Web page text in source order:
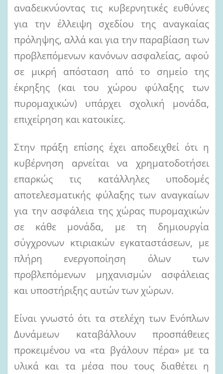
αναδεικνύοντας τις κυβερνητικές ευθύνες
για την έλλειψη σχεδίου της αναγκαίας
πρόληψης, αλλά και για την παραβίαση των
προβλεπόμενων κανόνων ασφαλείας, αφού
σε μικρή απόσταση από το σημείο της
έκρηξης (και του χώρου φύλαξης των
πυρομαχικών) υπάρχει σχολική μονάδα,
επιχείρηση και κατοικίες.
Στην πράξη επίσης έχει αποδειχθεί ότι η
κυβέρνηση αρνείται να χρηματοδοτήσει
επαρκώς τις κατάλληλες υποδομές
αποτελεσματικής φύλαξης των αναγκαίων
για την ασφάλεια της χώρας πυρομαχικών
σε κάθε μονάδα, με τη δημιουργία
σύγχρονων κτιριακών εγκαταστάσεων, με
πλήρη ενεργοποίηση όλων των
προβλεπόμενων μηχανισμών ασφάλειας
και υποστήριξης αυτών των χώρων.
Είναι γνωστό ότι τα στελέχη των Ενόπλων
Δυνάμεων καταβάλλουν προσπάθειες
προκειμένου να «τα βγάλουν πέρα» με τα
υλικά και τα μέσα που τους διαθέτει η